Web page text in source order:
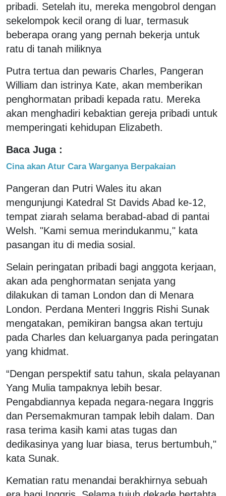
pribadi. Setelah itu, mereka mengobrol dengan
sekelompok kecil orang di luar, termasuk
beberapa orang yang pernah bekerja untuk
ratu di tanah miliknya
Putra tertua dan pewaris Charles, Pangeran
William dan istrinya Kate, akan memberikan
penghormatan pribadi kepada ratu. Mereka
akan menghadiri kebaktian gereja pribadi untuk
memperingati kehidupan Elizabeth.
Baca Juga :
Cina akan Atur Cara Warganya Berpakaian
Pangeran dan Putri Wales itu akan
mengunjungi Katedral St Davids Abad ke-12,
tempat ziarah selama berabad-abad di pantai
Welsh. "Kami semua merindukanmu," kata
pasangan itu di media sosial.
Selain peringatan pribadi bagi anggota kerjaan,
akan ada penghormatan senjata yang
dilakukan di taman London dan di Menara
London. Perdana Menteri Inggris Rishi Sunak
mengatakan, pemikiran bangsa akan tertuju
pada Charles dan keluarganya pada peringatan
yang khidmat.
“Dengan perspektif satu tahun, skala pelayanan
Yang Mulia tampaknya lebih besar.
Pengabdiannya kepada negara-negara Inggris
dan Persemakmuran tampak lebih dalam. Dan
rasa terima kasih kami atas tugas dan
dedikasinya yang luar biasa, terus bertumbuh,"
kata Sunak.
Kematian ratu menandai berakhirnya sebuah